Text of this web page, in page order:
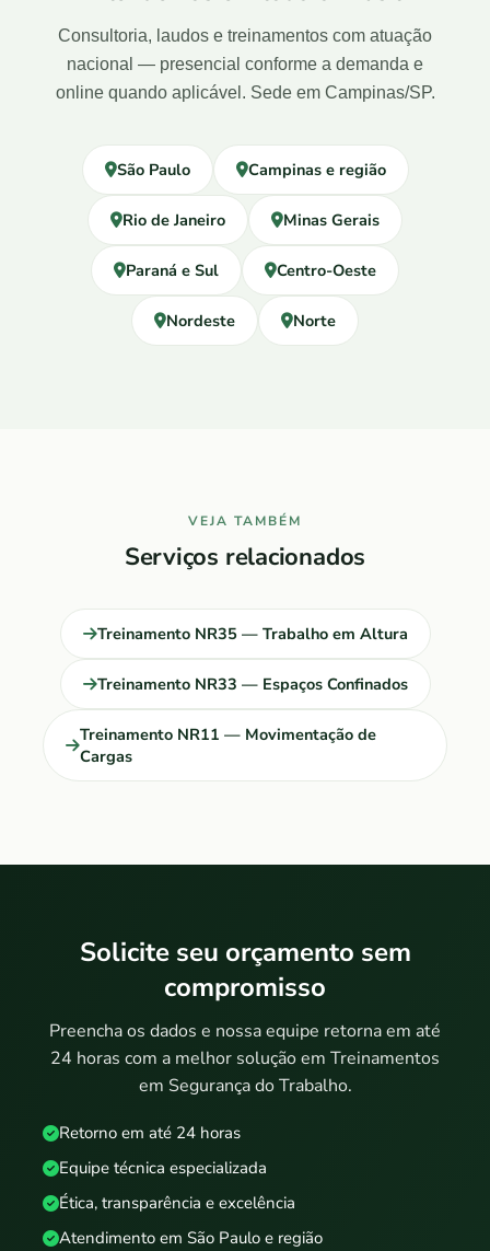
Consultoria, laudos e treinamentos com atuação
nacional — presencial conforme a demanda e
online quando aplicável. Sede em Campinas/SP.
São Paulo Campinas e região
Rio de Janeiro Minas Gerais
Paraná e Sul Centro-Oeste
Nordeste Norte
VEJA TAMBÉM
Serviços relacionados
Treinamento NR35 — Trabalho em Altura
Treinamento NR33 — Espaços Confinados
Treinamento NR11 — Movimentação de
Cargas
Solicite seu orçamento sem
compromisso
Preencha os dados e nossa equipe retorna em até
24 horas com a melhor solução em Treinamentos
em Segurança do Trabalho.
Retorno em até 24 horas
Equipe técnica especializada
Ética, transparência e excelência
Atendimento em São Paulo e região